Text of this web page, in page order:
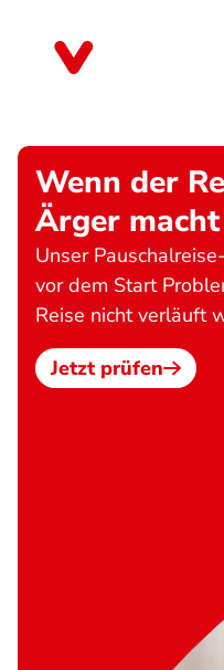
Wenn der
Ärger macht
Unser
vor dem Start
Reise nicht verläuft
Jetzt prüfen